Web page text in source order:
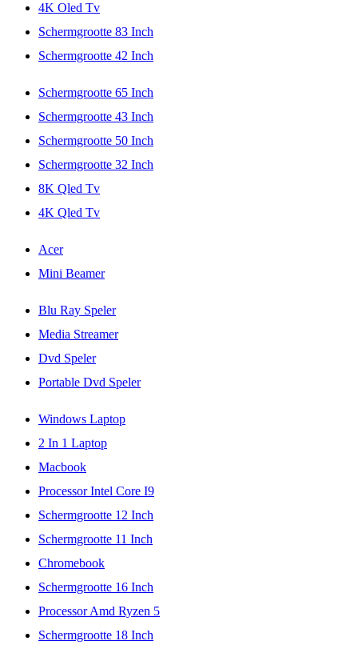
4K Oled Tv
Schermgrootte 83 Inch
Schermgrootte 42 Inch
Schermgrootte 65 Inch
Schermgrootte 43 Inch
Schermgrootte 50 Inch
Schermgrootte 32 Inch
8K Qled Tv
4K Qled Tv
Acer
Mini Beamer
Blu Ray Speler
Media Streamer
Dvd Speler
Portable Dvd Speler
Windows Laptop
2 In 1 Laptop
Macbook
Processor Intel Core I9
Schermgrootte 12 Inch
Schermgrootte 11 Inch
Chromebook
Schermgrootte 16 Inch
Processor Amd Ryzen 5
Schermgrootte 18 Inch